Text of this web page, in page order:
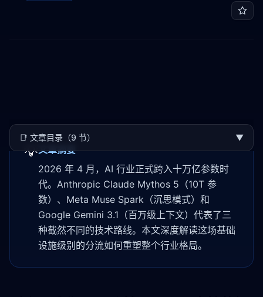
📑 文章目录（9 节） ▼
💡文章摘要
2026 年 4 月，AI 行业正式跨入十万亿参数时
代。Anthropic Claude Mythos 5（10T 参
数）、Meta Muse Spark（沉思模式）和
Google Gemini 3.1（百万级上下文）代表了三
种截然不同的技术路线。本文深度解读这场基础
设施级别的分流如何重塑整个行业格局。